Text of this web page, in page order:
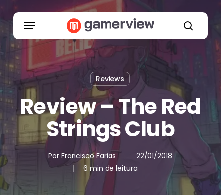
Skip
content
search
Menu
Reviews
Review – The Red
Strings Club
Por Francisco Farias
22/01/2018
6 min de leitura